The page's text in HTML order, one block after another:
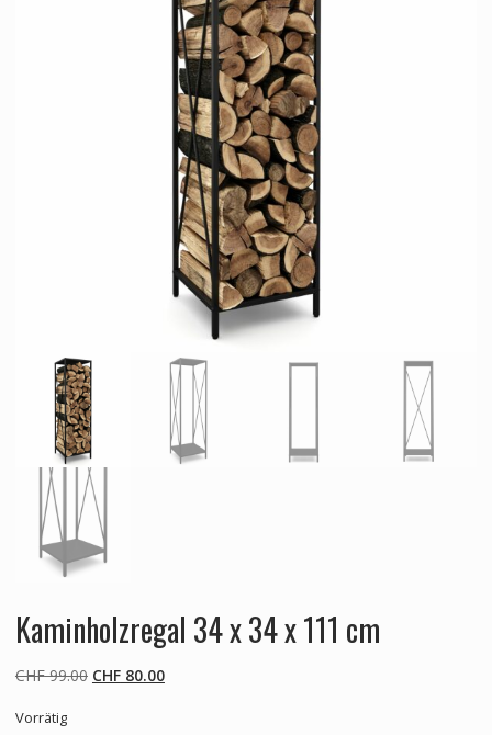
Kaminholzregal 34 x 34 x 111 cm
CHF99.00 Ursprünglicher
CHF80.00Aktueller
Vorrätig